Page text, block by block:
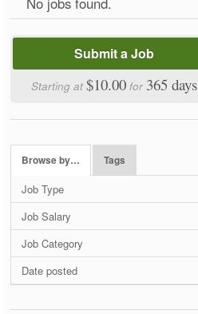
Submit a Job
Starting at$10.00 for 365 days
Browse by… Tags
Job Type
Job Salary
Job Category
Date posted